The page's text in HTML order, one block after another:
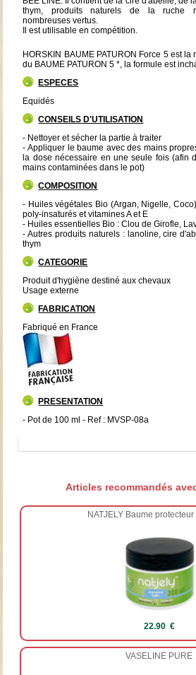
thym, produits naturels de la ruche
nombreuses vertus.
Il est utilisable en compétition.
HORSKIN BAUME PATURON Force 5 est
du BAUME PATURON 5 *, la formule est
ESPECES
Equidés
CONSEILS D'UTILISATION
- Nettoyer et sécher la partie à traiter
- Appliquer le baume avec des mains
la dose nécessaire en une seule fois (afin
mains contaminées dans le pot)
COMPOSITION
- Huiles végétales Bio (Argan, Nigelle,
poly-insaturés et vitamines A et E
- Huiles essentielles Bio : Clou de Girofle,
- Autres produits naturels : lanoline, cire
thym
CATEGORIE
Produit d'hygiène destiné aux chevaux
Usage externe
FABRICATION
Fabriqué en France
PRESENTATION
- Pot de 100 ml - Ref : MVSP-08a
Articles recommandés
NATJELY Baume
22.90 €
VASELINE PURE